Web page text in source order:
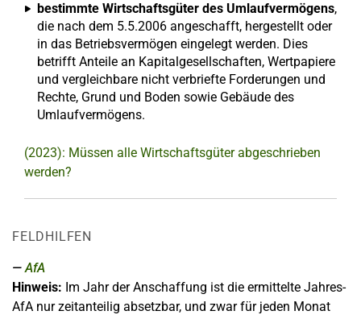
bestimmte Wirtschaftsgüter des Umlaufvermögens,
die nach dem 5.5.2006 angeschafft, hergestellt oder
in das Betriebsvermögen eingelegt werden. Dies
betrifft Anteile an Kapitalgesellschaften, Wertpapiere
und vergleichbare nicht verbriefte Forderungen und
Rechte, Grund und Boden sowie Gebäude des
Umlaufvermögens.
(2023): Müssen alle Wirtschaftsgüter abgeschrieben
werden?
FELDHILFEN
AfA
Hinweis: Im Jahr der Anschaffung ist die ermittelte Jahres-
AfA nur zeitanteilig absetzbar, und zwar für jeden Monat